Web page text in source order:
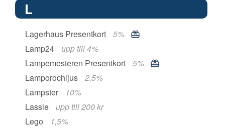
L
Lagerhaus Presentkort
5%
Lamp24
upp till 4%
Lampemesteren Presentkort
5%
Lamporochljus
2,5%
Lampster
10%
Lassie
upp till 200 kr
Lego
1,5%